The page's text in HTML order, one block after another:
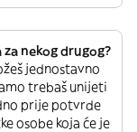
nekog drugog?
jednostavno
trebaš unijeti
prije potvrde
osobe koja će je